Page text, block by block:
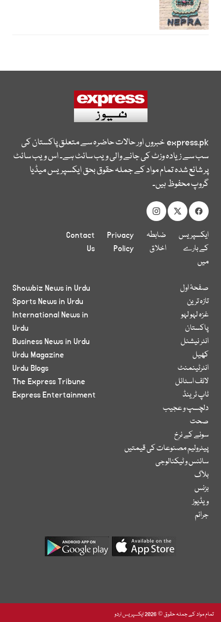
express.pkخبروں اور حالات حاضرہ سے متعلق پاکستان کی
سب سے زیادہ وزٹ کی جانے والی ویب سائٹ ہے۔ اس ویب سائٹ
پر شائع شدہ تمام مواد کے جملہ حقوق بحق ایکسپریس میڈیا
گروپ محفوظ ہیں۔
ایکسپریس
کے بارے
میں
ضابطہ
اخلاق
Privacy
Policy
Contact
Us
صفحۂ اول
تازہ ترین
غزہ لہو لہو
پاکستان
انٹر نیشنل
کھیل
انٹرٹینمنٹ
لائف اسٹائل
ٹاپ ٹرینڈ
دلچسپ و عجیب
صحت
سونے کے نرخ
پیٹرولیم مصنوعات کی قیمتیں
سائنس و ٹیکنالوجی
بلاگ
بزنس
ویڈیوز
جرائم
Showbiz News in Urdu
Sports News in Urdu
International News in
Urdu
Business News in Urdu
Urdu Magazine
Urdu Blogs
The Express Tribune
Express Entertainment
تمام مواد کے جملہ حقوق © 2026 ایکسپریس اردو